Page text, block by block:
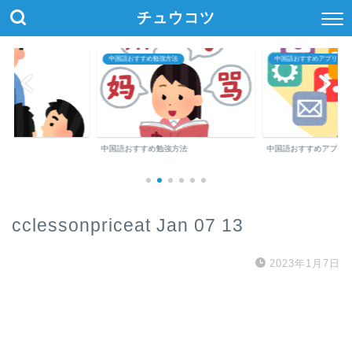
チュウコツ
中国語おすすめ勉強方法
中国語おすすめ勉強方法
中国語おすすめアプリ・参
中国語おすすめアプリ
cclessonpriceat Jan 07 13
2023年1月7日